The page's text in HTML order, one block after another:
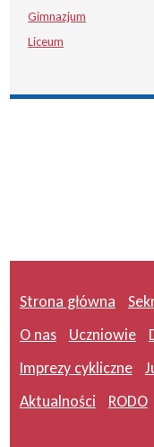
Gimnazjum
Liceum
Strona główna
O nas
Uczniowie
Imprezy cykliczne
Aktualności
RODO